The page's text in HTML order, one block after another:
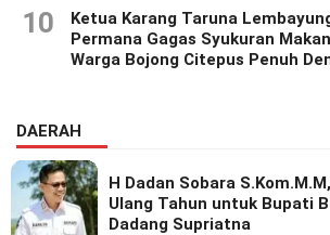
10
Ketua Karang Taruna
Permana Gagas Syukuran
Warga Bojong Citepus Penuh
DAERAH
H Dadan Sobara
Ulang Tahun untuk Bupati
Dadang Supriatna